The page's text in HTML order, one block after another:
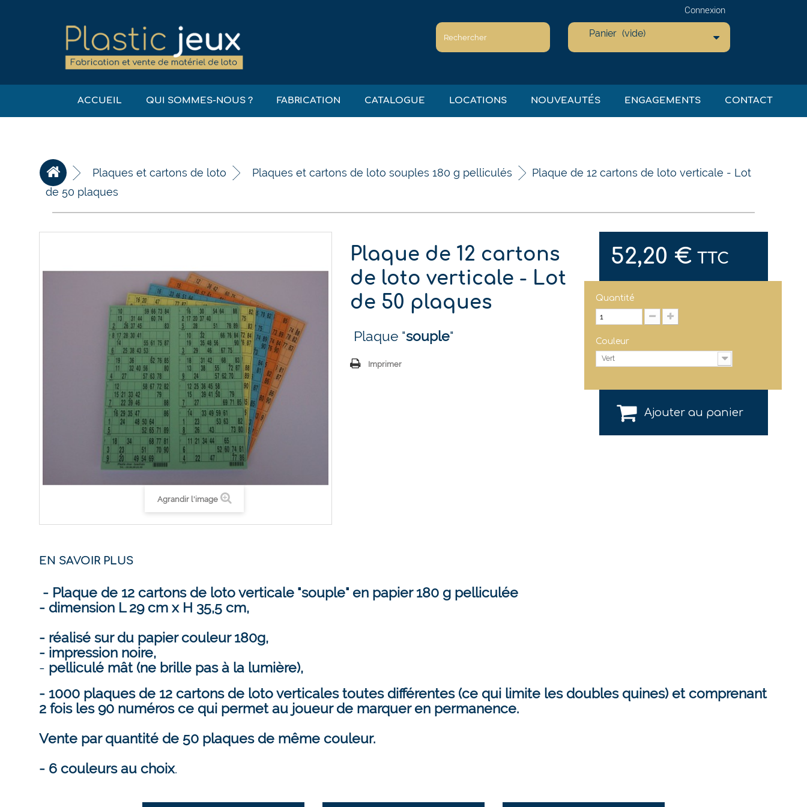
Connexion
Panier (vide)
ACCUEIL QUI SOMMES-NOUS ? FABRICATION CATALOGUE LOCATIONS NOUVEAUTÉS ENGAGEMENTS CONTACT
Plaques et cartons de loto Plaques et cartons de loto souples 180 g pelliculés
Plaque de 12 cartons de loto verticale - Lot
de 50 plaques
Agrandir l'image
Plaque de 12 cartons
de loto verticale - Lot
de 50 plaques
Plaque "souple"
Imprimer
52,20 € TTC
Quantité
Couleur
Vert
Ajouter au panier
EN SAVOIR PLUS
- Plaque de 12 cartons de loto verticale "souple" en papier 180 g pelliculée
- dimension L 29 cm x H 35,5 cm,
- réalisé sur du papier couleur 180g,
- impression noire,
- pelliculé mât (ne brille pas à la lumière),
- 1000 plaques de 12 cartons de loto verticales toutes différentes (ce qui limite les doubles quines) et comprenant
2 fois les 90 numéros ce qui permet au joueur de marquer en permanence.
Vente par quantité de 50 plaques de même couleur.
- 6 couleurs au choix.